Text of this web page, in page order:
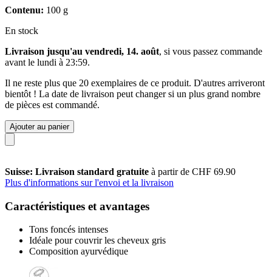
Contenu: 100 g
En stock
Livraison jusqu'au vendredi, 14. août, si vous passez commande
avant le lundi à 23:59.
Il ne reste plus que 20 exemplaires de ce produit. D'autres arriveront
bientôt ! La date de livraison peut changer si un plus grand nombre
de pièces est commandé.
Ajouter au panier
Suisse: Livraison standard gratuite à partir de CHF 69.90
Plus d'informations sur l'envoi et la livraison
Caractéristiques et avantages
Tons foncés intenses
Idéale pour couvrir les cheveux gris
Composition ayurvédique